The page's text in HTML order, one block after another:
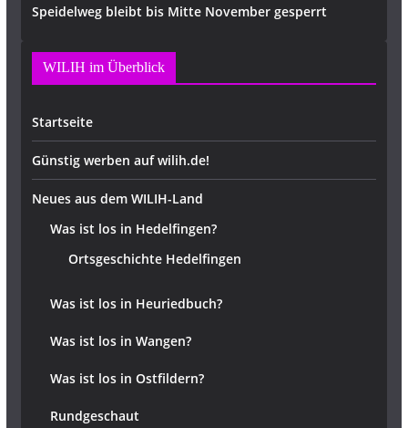
Speidelweg bleibt bis Mitte November gesperrt
WILIH im Überblick
Startseite
Günstig werben auf wilih.de!
Neues aus dem WILIH-Land
Was ist los in Hedelfingen?
Ortsgeschichte Hedelfingen
Was ist los in Heuriedbuch?
Was ist los in Wangen?
Was ist los in Ostfildern?
Rundgeschaut